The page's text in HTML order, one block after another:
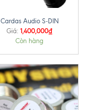
Cardas Audio S-DIN
Giá: 1,400,000₫
Còn hàng